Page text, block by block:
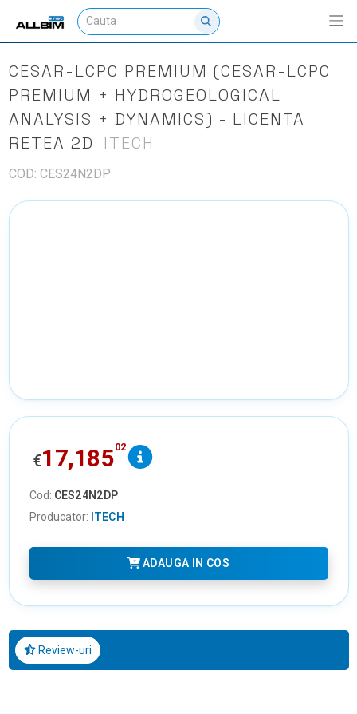
CESAR-LCPC PREMIUM (CESAR-LCPC
PREMIUM + HYDROGEOLOGICAL
ANALYSIS + DYNAMICS) - LICENTA
RETEA 2D
ITECH
COD: CES24N2DP
€17,185 02
Cod: CES24N2DP
Producator: ITECH
ADAUGA IN COS
Review-uri